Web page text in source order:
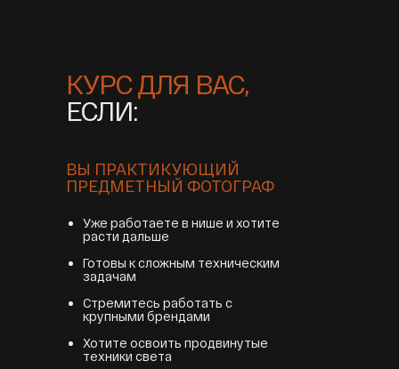
КУРС ДЛЯ ВАС,
ЕСЛИ:
Уже работаете в нише и хотите
расти дальше
Готовы к сложным техническим
задачам
Стремитесь работать с
крупными брендами
Хотите освоить продвинутые
техники света
ВЫ ПРАКТИКУЮЩИЙ
ПРЕДМЕТНЫЙ ФОТОГРАФ